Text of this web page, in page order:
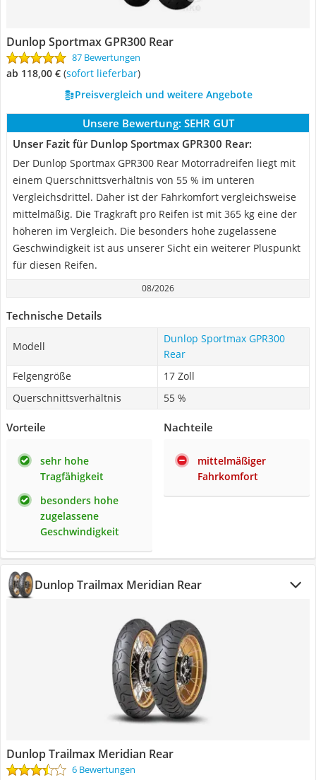
Dunlop Sportmax GPR300 Rear
87 Bewertungen
ab 118,00 € ( Sofort lieferbar)
Preisvergleich und weitere Angebote
Unsere Bewertung: SEHR GUT
Unser Fazit für Dunlop Sportmax GPR300 Rear:
Der Dunlop Sportmax GPR300 Rear Motorradreifen liegt mit
einem Querschnittsverhältnis von 55 % im unteren
Vergleichsdrittel. Daher ist der Fahrkomfort vergleichsweise
mittelmäßig. Die Tragkraft pro Reifen ist mit 365 kg eine der
höheren im Vergleich. Die besonders hohe zugelassene
Geschwindigkeit ist aus unserer Sicht ein weiterer Pluspunkt
für diesen Reifen.
08/2026
Technische Details
Modell
Dunlop Sportmax GPR300
Rear
Felgengröße
17 Zoll
Querschnittsverhältnis
55 %
Vorteile
sehr hohe
Tragfähigkeit
besonders hohe
zugelassene
Geschwindigkeit
Nachteile
mittelmäßiger
Fahrkomfort
Dunlop Trailmax Meridian Rear
Dunlop Trailmax Meridian Rear
6 Bewertungen